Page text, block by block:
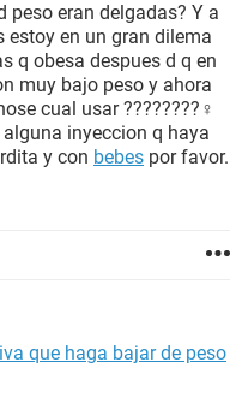
peso eran delgadas? Y a
estoy en un gran dilema
q obesa despues d q en
muy bajo peso y ahora
cual usar ????????‍♀️
inyeccion q haya
y con bebes por favor.
que haga bajar de peso